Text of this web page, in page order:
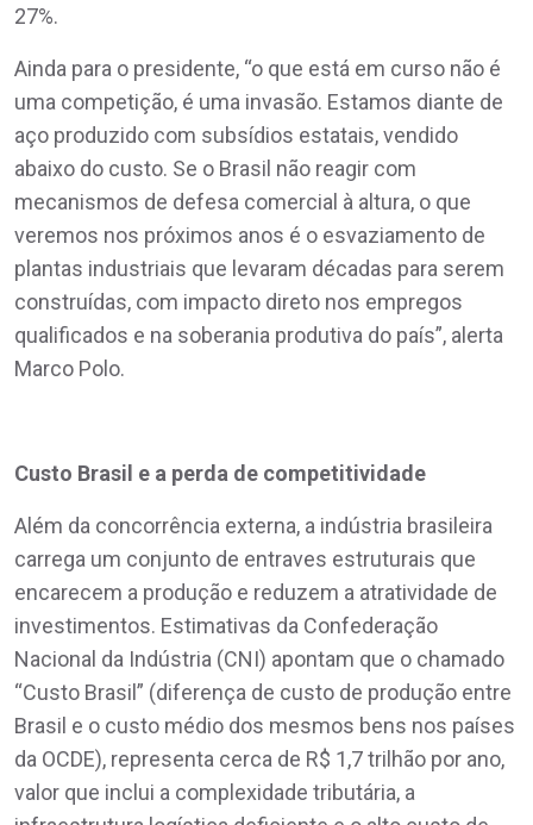
27%.
Ainda para o presidente, “o que está em curso não é
uma competição, é uma invasão. Estamos diante de
aço produzido com subsídios estatais, vendido
abaixo do custo. Se o Brasil não reagir com
mecanismos de defesa comercial à altura, o que
veremos nos próximos anos é o esvaziamento de
plantas industriais que levaram décadas para serem
construídas, com impacto direto nos empregos
qualificados e na soberania produtiva do país”, alerta
Marco Polo.
Custo Brasil e a perda de competitividade
Além da concorrência externa, a indústria brasileira
carrega um conjunto de entraves estruturais que
encarecem a produção e reduzem a atratividade de
investimentos. Estimativas da Confederação
Nacional da Indústria (CNI) apontam que o chamado
“Custo Brasil” (diferença de custo de produção entre
Brasil e o custo médio dos mesmos bens nos países
da OCDE), representa cerca de R$ 1,7 trilhão por ano,
valor que inclui a complexidade tributária, a